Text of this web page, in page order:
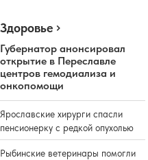
Здоровье
Губернатор анонсировал
открытие в Переславле
центров гемодиализа и
онкопомощи
Ярославские хирурги спасли
пенсионерку с редкой опухолью
Рыбинские ветеринары помогли